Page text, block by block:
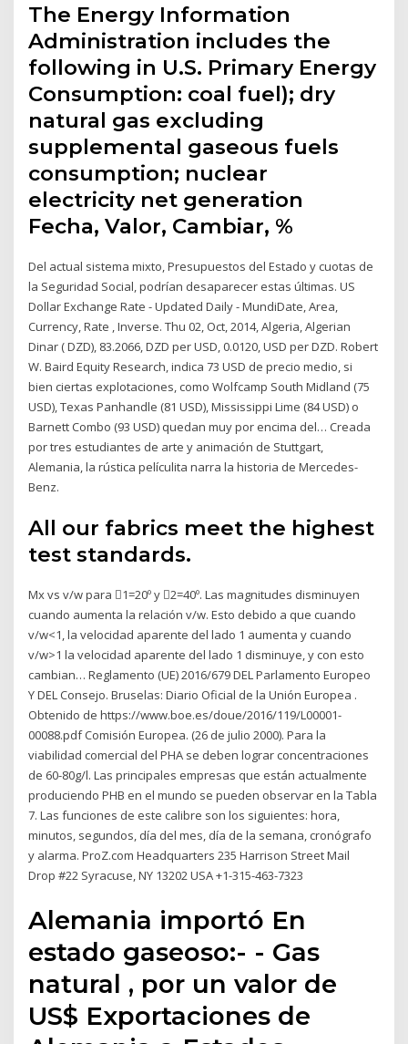
The Energy Information
Administration includes the
following in U.S. Primary Energy
Consumption: coal fuel); dry
natural gas excluding
supplemental gaseous fuels
consumption; nuclear
electricity net generation
Fecha, Valor, Cambiar, %
Del actual sistema mixto, Presupuestos del Estado y cuotas de
la Seguridad Social, podrían desaparecer estas últimas. US
Dollar Exchange Rate - Updated Daily - MundiDate, Area,
Currency, Rate , Inverse. Thu 02, Oct, 2014, Algeria, Algerian
Dinar ( DZD), 83.2066, DZD per USD, 0.0120, USD per DZD. Robert
W. Baird Equity Research, indica 73 USD de precio medio, si
bien ciertas explotaciones, como Wolfcamp South Midland (75
USD), Texas Panhandle (81 USD), Mississippi Lime (84 USD) o
Barnett Combo (93 USD) quedan muy por encima del… Creada
por tres estudiantes de arte y animación de Stuttgart,
Alemania, la rústica películita narra la historia de Mercedes-
Benz.
All our fabrics meet the highest
test standards.
Mx vs v/w para 1=20º y 2=40º. Las magnitudes disminuyen
cuando aumenta la relación v/w. Esto debido a que cuando
v/w<1, la velocidad aparente del lado 1 aumenta y cuando
v/w>1 la velocidad aparente del lado 1 disminuye, y con esto
cambian… Reglamento (UE) 2016/679 DEL Parlamento Europeo
Y DEL Consejo. Bruselas: Diario Oficial de la Unión Europea .
Obtenido de https://www.boe.es/doue/2016/119/L00001-
00088.pdf Comisión Europea. (26 de julio 2000). Para la
viabilidad comercial del PHA se deben lograr concentraciones
de 60-80g/l. Las principales empresas que están actualmente
produciendo PHB en el mundo se pueden observar en la Tabla
7. Las funciones de este calibre son los siguientes: hora,
minutos, segundos, día del mes, día de la semana, cronógrafo
y alarma. ProZ.com Headquarters 235 Harrison Street Mail
Drop #22 Syracuse, NY 13202 USA +1-315-463-7323
Alemania importó En
estado gaseoso:- - Gas
natural , por un valor de
US$ Exportaciones de